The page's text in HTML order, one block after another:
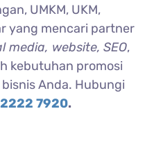
UMKM, UKM,
yang mencari partner
media, website, SEO,
kebutuhan promosi
Anda. Hubungi
7920.